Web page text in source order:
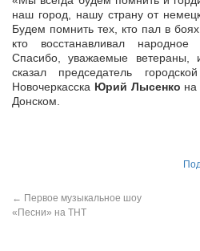
наш город, нашу страну от
Будем помнить тех, кто пал в
кто восстанавливал
Спасибо, уважаемые
сказал председатель
Новочеркасска Юрий Лысенко на
Донском.
← Первое музыкальное шоу
«Песни» на ТНТ